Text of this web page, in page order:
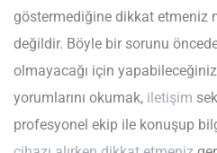
göstermediğine dikkat etmeniz
değildir. Böyle bir sorunu
olmayacağı için
yorumlarını okumak, iletişim
profesyonel ekip ile konuşup